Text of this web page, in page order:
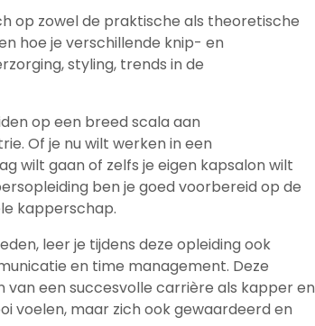
op zowel de praktische als theoretische
hoe je verschillende knip- en
styling, trends in de
op een breed scala aan
Of je nu wilt werken in een
wilt gaan of zelfs je eigen kapsalon wilt
ben je goed voorbereid op de
kapperschap.
leer je tijdens deze opleiding ook
en time management. Deze
een succesvolle carrière als kapper en
voelen, maar zich ook gewaardeerd en